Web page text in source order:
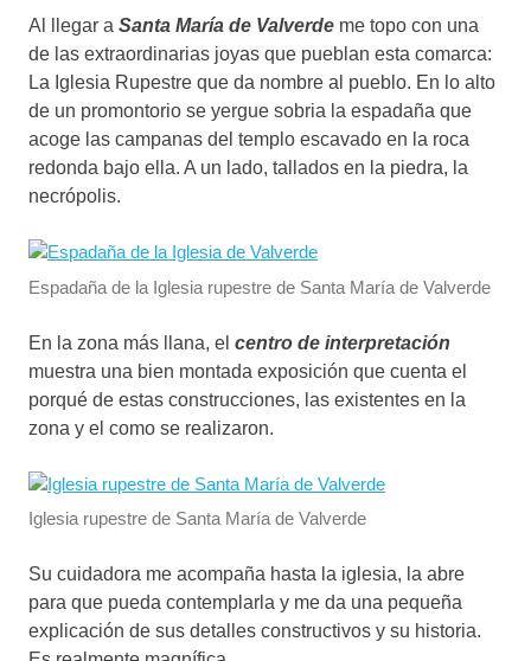
Al llegar a Santa María de Valverde me topo con una
de las extraordinarias joyas que pueblan esta comarca:
La Iglesia Rupestre que da nombre al pueblo. En lo alto
de un promontorio se yergue sobria la espadaña que
acoge las campanas del templo escavado en la roca
redonda bajo ella. A un lado, tallados en la piedra, la
necrópolis.
Espadaña de la Iglesia rupestre de Santa María de Valverde
En la zona más llana, el centro de interpretación
muestra una bien montada exposición que cuenta el
porqué de estas construcciones, las existentes en la
zona y el como se realizaron.
Iglesia rupestre de Santa María de Valverde
Su cuidadora me acompaña hasta la iglesia, la abre
para que pueda contemplarla y me da una pequeña
explicación de sus detalles constructivos y su historia.